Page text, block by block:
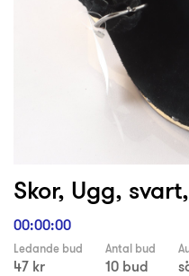
Skor, Ugg,
00:00:00
Ledande bud
47 kr
Antal bud
10 bud